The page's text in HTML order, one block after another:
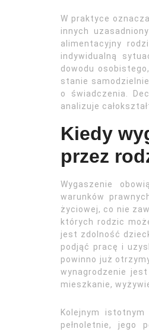
W praktyce
innych
alimentacyjny
indywidualną
dowodu
stanie
o świadczenia.
analizuje
Kiedy
przez
Wygaszenie
warunków
życiowej, co nie
których rodzic
jest zdolność
podjąć pracę i
powinno już
wynagrodzenie
mieszkanie,
Kolejnym
pełnoletnie, jego